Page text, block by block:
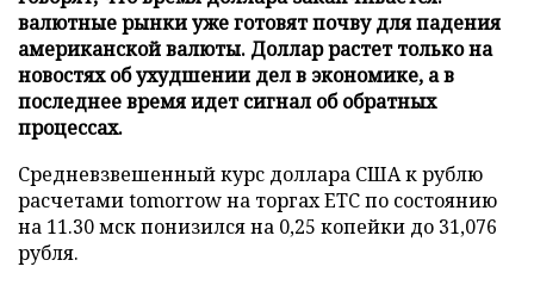
валютные рынки уже готовят почву для падения
американской валюты. Доллар растет только на
новостях об ухудшении дел в экономике, а в
последнее время идет сигнал об обратных
процессах.
Средневзвешенный курс доллара США к рублю
расчетами tomorrow на торгах ETC по состоянию
на 11.30 мск понизился на 0,25 копейки до 31,076
рубля.